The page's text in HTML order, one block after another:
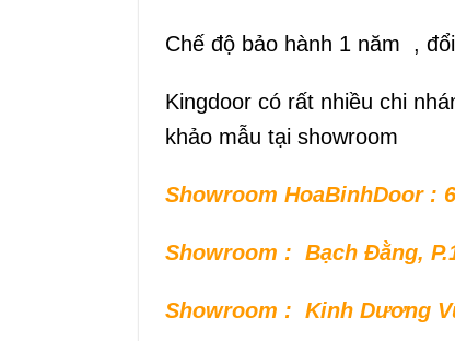
Chế độ bảo hành 1 năm ,
Kingdoor có rất nhiều chi
khảo mẫu tại showroom
Showroom HoaBinhDoor :
Showroom : Bạch Đằng,
Showroom : Kinh Dương